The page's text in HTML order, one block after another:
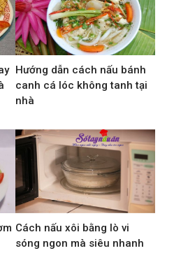
Hướng dẫn cách nấu bánh
canh cá lóc không tanh tại
nhà
Cách nấu xôi bằng lò vi
sóng ngon mà siêu nhanh